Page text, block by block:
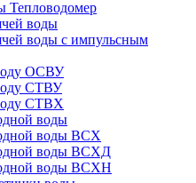
Тепловодомер
воды
воды с импульсным
ОСВУ
СТВУ
СТВХ
воды
воды ВСХ
воды ВСХД
воды ВСХН